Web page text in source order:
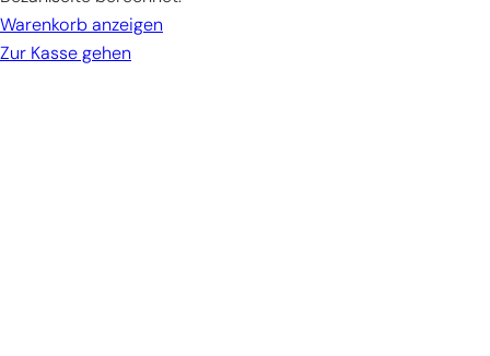
Warenkorb
Warenkorb anzeigen
Zur Kasse gehen